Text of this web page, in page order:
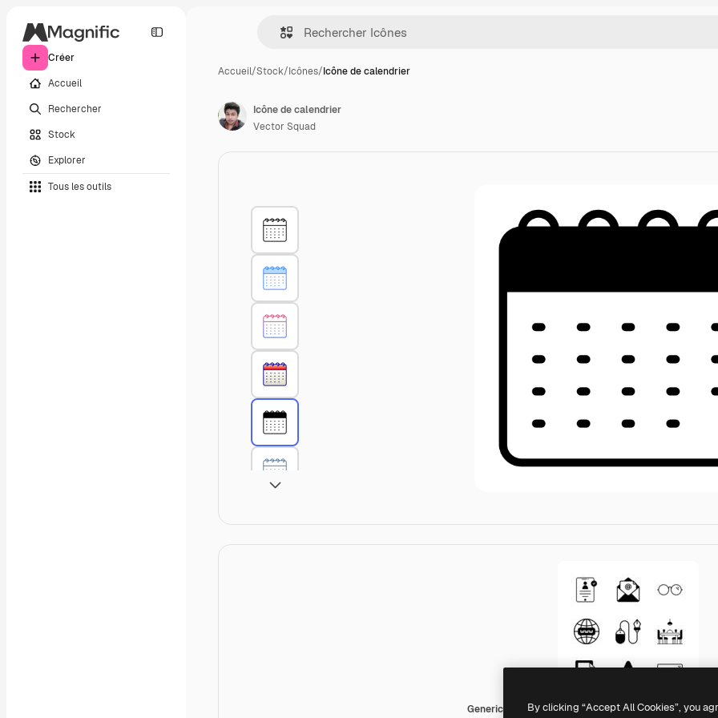
Créer
Accueil
Rechercher
Stock
Explorer
Tous les outils
Accueil/Stock/Icônes/Icône de calendrier
Generic Mixed
Icône de calendrier
Vector Squad
By clicking “Accept All Cookies”, you